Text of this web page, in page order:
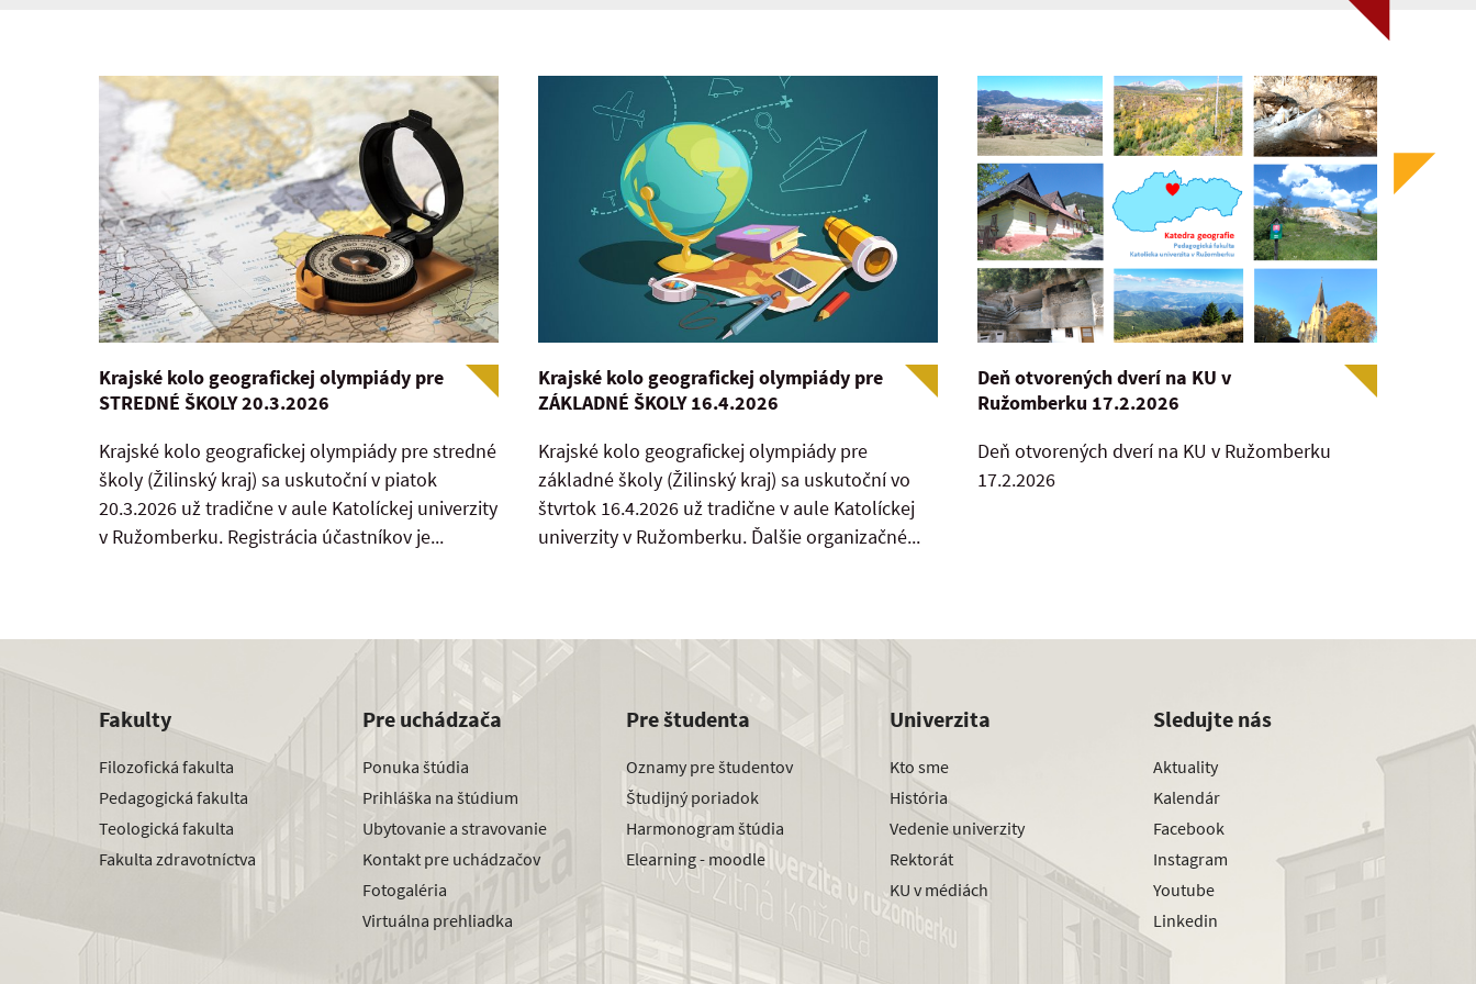
Krajské kolo geografickej olympiády pre
STREDNÉ ŠKOLY 20.3.2026
Krajské kolo geografickej olympiády pre stredné
školy (Žilinský kraj) sa uskutoční v piatok
20.3.2026 už tradične v aule Katolíckej univerzity
v Ružomberku. Registrácia účastníkov je...
Krajské kolo geografickej olympiády pre
ZÁKLADNÉ ŠKOLY 16.4.2026
Krajské kolo geografickej olympiády pre
základné školy (Žilinský kraj) sa uskutoční vo
štvrtok 16.4.2026 už tradične v aule Katolíckej
univerzity v Ružomberku. Ďalšie organizačné...
Deň otvorených dverí na KU v
Ružomberku 17.2.2026
Deň otvorených dverí na KU v Ružomberku
17.2.2026
Fakulty
Filozofická fakulta
Pedagogická fakulta
Teologická fakulta
Fakulta zdravotníctva
Pre uchádzača
Ponuka štúdia
Prihláška na štúdium
Ubytovanie a stravovanie
Kontakt pre uchádzačov
Fotogaléria
Virtuálna prehliadka
Pre študenta
Oznamy pre študentov
Študijný poriadok
Harmonogram štúdia
Elearning - moodle
Univerzita
Kto sme
História
Vedenie univerzity
Rektorát
KU v médiách
Sledujte nás
Aktuality
Kalendár
Facebook
Instagram
Youtube
Linkedin